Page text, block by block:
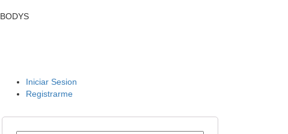
BODYS
Iniciar Sesion
Registrarme